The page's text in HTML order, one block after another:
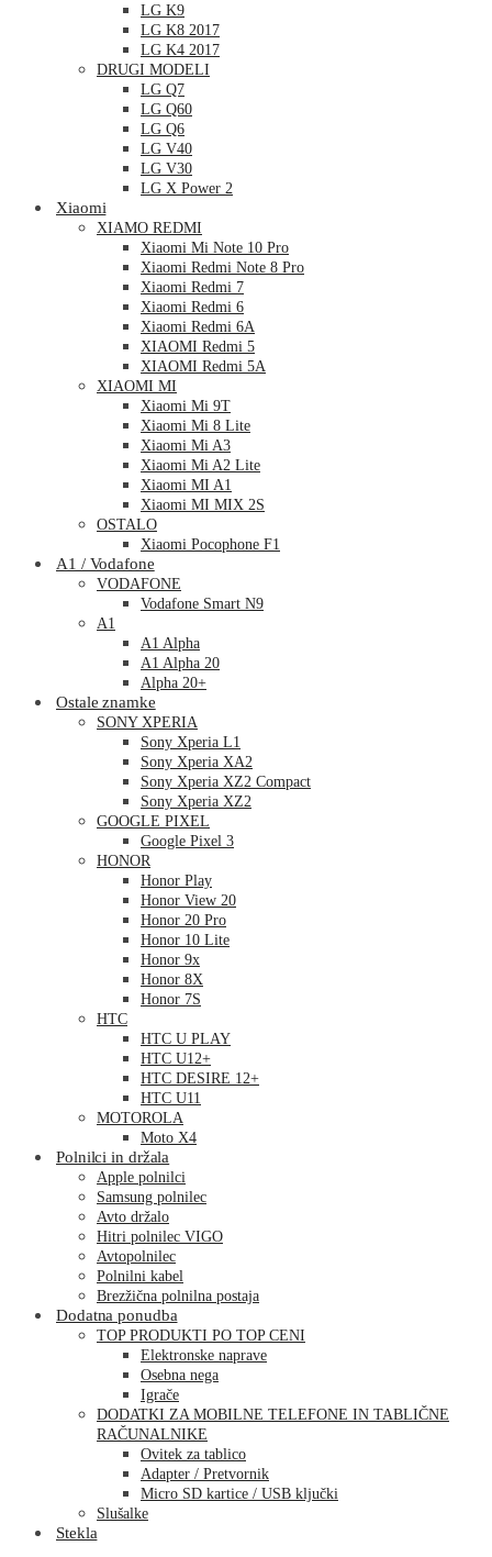
LG K9
LG K8 2017
LG K4 2017
DRUGI MODELI
LG Q7
LG Q60
LG Q6
LG V40
LG V30
LG X Power 2
Xiaomi
XIAMO REDMI
Xiaomi Mi Note 10 Pro
Xiaomi Redmi Note 8 Pro
Xiaomi Redmi 7
Xiaomi Redmi 6
Xiaomi Redmi 6A
XIAOMI Redmi 5
XIAOMI Redmi 5A
XIAOMI MI
Xiaomi Mi 9T
Xiaomi Mi 8 Lite
Xiaomi Mi A3
Xiaomi Mi A2 Lite
Xiaomi MI A1
Xiaomi MI MIX 2S
OSTALO
Xiaomi Pocophone F1
A1 / Vodafone
VODAFONE
Vodafone Smart N9
A1
A1 Alpha
A1 Alpha 20
Alpha 20+
Ostale znamke
SONY XPERIA
Sony Xperia L1
Sony Xperia XA2
Sony Xperia XZ2 Compact
Sony Xperia XZ2
GOOGLE PIXEL
Google Pixel 3
HONOR
Honor Play
Honor View 20
Honor 20 Pro
Honor 10 Lite
Honor 9x
Honor 8X
Honor 7S
HTC
HTC U PLAY
HTC U12+
HTC DESIRE 12+
HTC U11
MOTOROLA
Moto X4
Polnilci in držala
Apple polnilci
Samsung polnilec
Avto držalo
Hitri polnilec VIGO
Avtopolnilec
Polnilni kabel
Brezžična polnilna postaja
Dodatna ponudba
TOP PRODUKTI PO TOP CENI
Elektronske naprave
Osebna nega
Igrače
DODATKI ZA MOBILNE TELEFONE IN TABLIČNE
RAČUNALNIKE
Ovitek za tablico
Adapter / Pretvornik
Micro SD kartice / USB ključki
Slušalke
Stekla